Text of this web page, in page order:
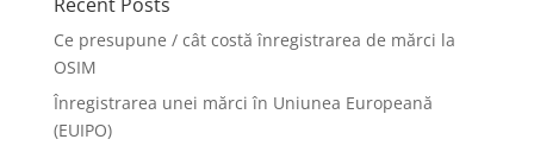
Ce presupune / cât costă înregistrarea de mărci la
OSIM
Înregistrarea unei mărci în Uniunea Europeană
(EUIPO)